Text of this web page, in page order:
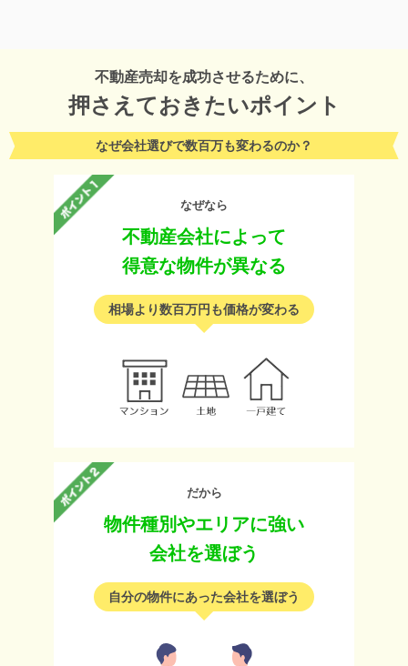
不動産売却を成功させるために、
押さえておきたいポイント
なぜ会社選びで数百万も変わるのか？
なぜなら
不動産会社によって
得意な物件が異なる
相場より数百万円も価格が変わる
だから
物件種別やエリアに強い
会社を選ぼう
自分の物件にあった会社を選ぼう